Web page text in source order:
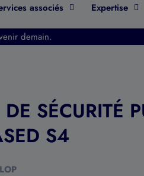
associés Expertise
demain.
DE SÉCURITÉ
S4